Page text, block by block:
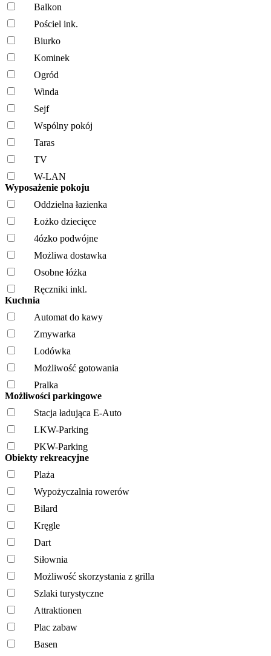
Balkon
Pościel ink.
Biurko
Kominek
Ogród
Winda
Sejf
Wspólny pokój
Taras
TV
W-LAN
Wyposażenie pokoju
Oddzielna łazienka
Łożko dziecięce
4ózko podwójne
Możliwa dostawka
Osobne łóżka
Ręczniki inkl.
Kuchnia
Automat do kawy
Zmywarka
Lodówka
Możliwość gotowania
Pralka
Możliwości parkingowe
Stacja ładująca E-Auto
LKW-Parking
PKW-Parking
Obiekty rekreacyjne
Plaża
Wypożyczalnia rowerów
Bilard
Kręgle
Dart
Siłownia
Możliwość skorzystania z grilla
Szlaki turystyczne
Attraktionen
Plac zabaw
Basen